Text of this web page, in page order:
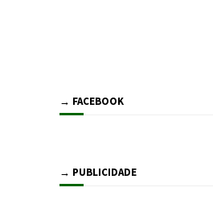
→ FACEBOOK
→ PUBLICIDADE